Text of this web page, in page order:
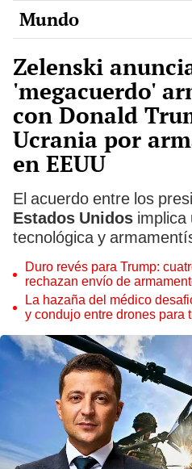
Mundo
Zelenski
'megacuerdo'
con Donald
Ucrania por
en EEUU
El acuerdo entre los
Estados Unidos implica
tecnológica y
Duro revés para Trump:
rechazan envío de
Ucrania
La hazaña del médico
y condujo entre drones para